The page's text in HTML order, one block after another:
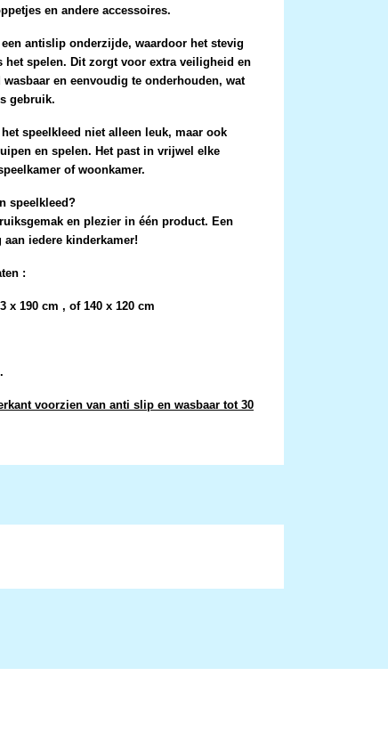
en andere accessoires.
antislip onderzijde, waardoor het stevig
spelen. Dit zorgt voor extra veiligheid en
wasbaar en eenvoudig te onderhouden, wat
gebruik.
speelkleed niet alleen leuk, maar ook
en spelen. Het past in vrijwel elke
of woonkamer.
speelkleed?
en plezier in één product. Een
iedere kinderkamer!
:
x 190 cm , of 140 x 120 cm
voorzien van anti slip en wasbaar tot 30